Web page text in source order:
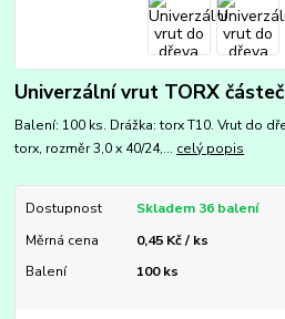
Univerzální vrut TORX
Balení: 100 ks. Drážka: torx T10. Vrut do
torx, rozměr 3,0 x 40/24,... celý popis
Dostupnost
Skladem 36 balení
Měrná cena
0,45 Kč / ks
Balení
100 ks